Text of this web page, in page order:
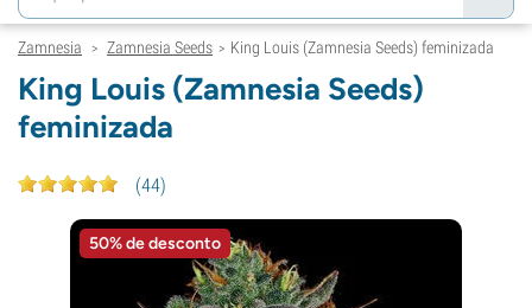
Zamnesia > Zamnesia Seeds > King Louis (Zamnesia Seeds) feminizada
King Louis (Zamnesia Seeds)
feminizada
(44)
50% de desconto